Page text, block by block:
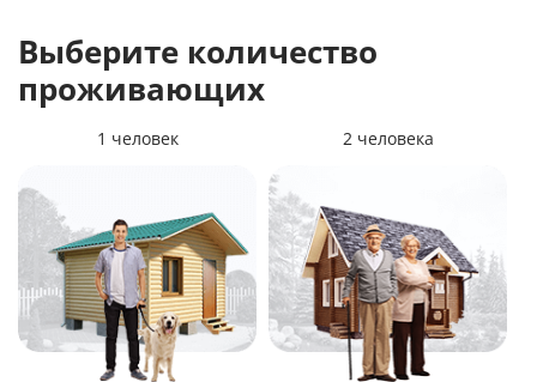
Выберите количество
проживающих
1 человек 2 человека